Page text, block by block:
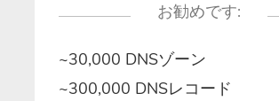
お勧めです:
~30,000 DNSゾーン
~300,000 DNSレコード